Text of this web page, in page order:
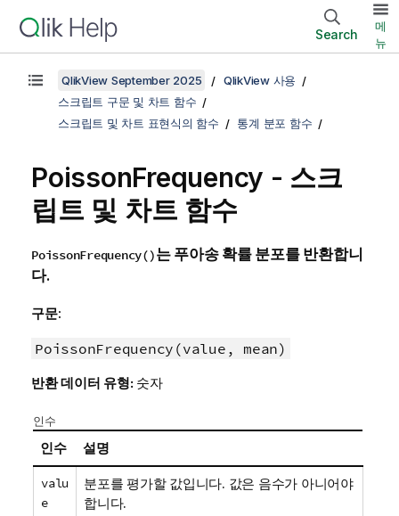
Search
메
뉴
QlikView September 2025
QlikView 사용
스크립트 구문 및 차트 함수
스크립트 및 차트 표현식의 함수
통계 분포 함수
PoissonFrequency - 스크
립트 및 차트 함수
PoissonFrequency()는 푸아송 확률 분포를 반환합니
다.
구문:
PoissonFrequency(value, mean)
반환 데이터 유형: 숫자
인수
인수 설명
valu
e
분포를 평가할 값입니다. 값은 음수가 아니어야
합니다.